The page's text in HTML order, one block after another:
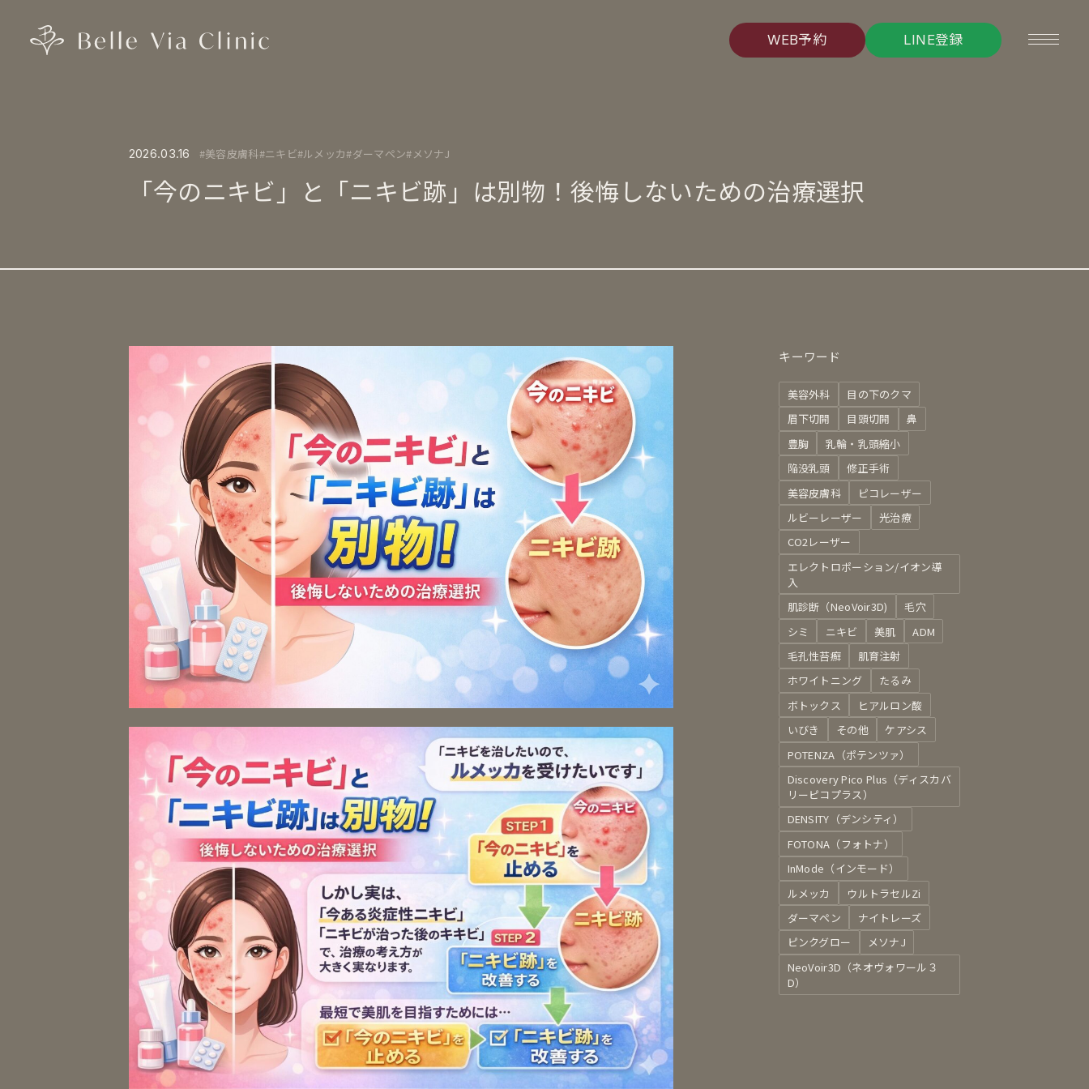
WEB予約
LINE登録
2026.03.16 美容皮膚科 ニキビ ルメッカ ダーマペン メソナJ
「今のニキビ」と「ニキビ跡」は別物！後悔しないための治療選択
キーワード
美容外科
目の下のクマ
眉下切開
目頭切開
鼻
豊胸
乳輪・乳頭縮小
陥没乳頭
修正手術
美容皮膚科
ピコレーザー
ルビーレーザー
光治療
CO2レーザー
エレクトロポーション/イオン導
入
肌診断（NeoVoir3D)
毛穴
シミ
ニキビ 美肌
ADM
毛孔性苔癬
肌育注射
ホワイトニング
たるみ
ボトックス
ヒアルロン酸
いびき
その他
ケアシス
POTENZA（ポテンツァ）
Discovery Pico Plus（ディスカバ
リーピコプラス）
DENSITY（デンシティ）
FOTONA（フォトナ）
InMode（インモード）
ルメッカ
ウルトラセルZi
ダーマペン
ナイトレーズ
ピンクグロー
メソナJ
NeoVoir3D（ネオヴォワール３
D）